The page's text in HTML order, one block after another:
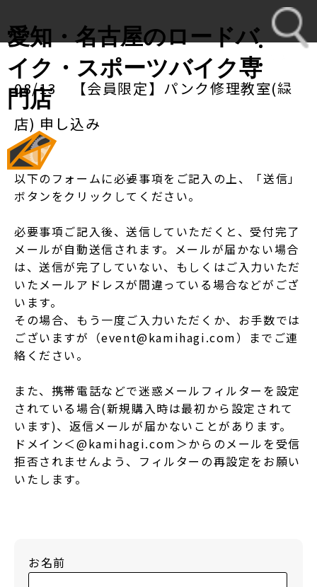
愛知・名古屋のロードバ
イク・スポーツバイク専
門店
08/13 【会員限定】パンク修理教室(緑
店) 申し込み
以下のフォームに必要事項をご記入の上、「送信」
ボタンをクリックしてください。
必要事項ご記入後、送信していただくと、受付完了
メールが自動送信されます。メールが届かない場合
は、送信が完了していない、もしくはご入力いただ
いたメールアドレスが間違っている場合などがござ
います。
その場合、もう一度ご入力いただくか、お手数では
ございますが（event@kamihagi.com）までご連
絡ください。
また、携帯電話などで迷惑メールフィルターを設定
されている場合(新規購入時は最初から設定されて
います)、返信メールが届かないことがあります。
ドメイン＜@kamihagi.com＞からのメールを受信
拒否されませんよう、フィルターの再設定をお願い
いたします。
お名前